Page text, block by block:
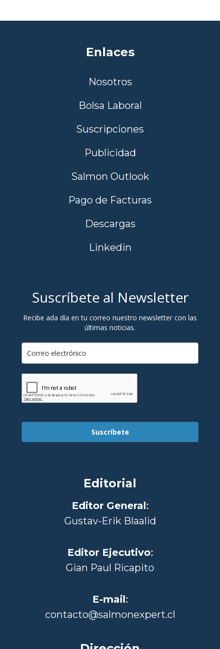
Enlaces
Nosotros
Bolsa Laboral
Suscripciones
Publicidad
Salmon Outlook
Pago de Facturas
Descargas
Linkedin
Suscríbete al Newsletter
Recibe ada día en tu correo nuestro newsletter con las
últimas noticias.
Suscríbete
Editorial
Editor General:
Gustav-Erik Blaalid
Editor Ejecutivo:
Gian Paul Ricapito
E-mail:
contacto@salmonexpert.cl